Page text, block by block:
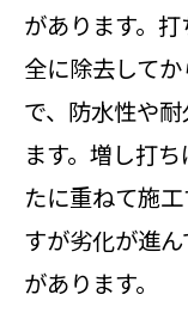
があります。
全に除去して
で、防水性や
ます。増し打
たに重ねて施
すが劣化が進
があります。